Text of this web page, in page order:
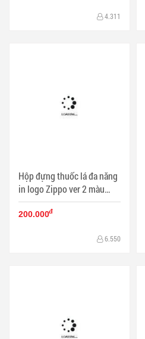
4.311
Hộp đựng thuốc lá đa năng
in logo Zippo ver 2 màu
trắng bạc - Mã SP: BL09163
200.000đ
6.550